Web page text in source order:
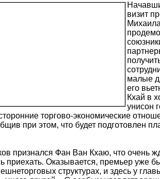
визит
малые
его
Кхай в
унисон
торгово-экономические
при этом, что будет подготовлен
признался Фан Ван Кхаю, что очень
приехать. Оказывается, премьер уже
структурах, и здесь у